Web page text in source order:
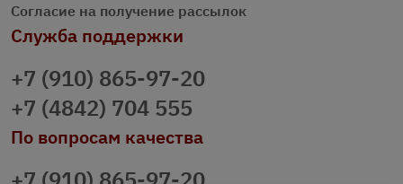
Согласие на получение рассылок
Служба поддержки
+7 (910) 865-97-20
+7 (4842) 704 555
По вопросам качества